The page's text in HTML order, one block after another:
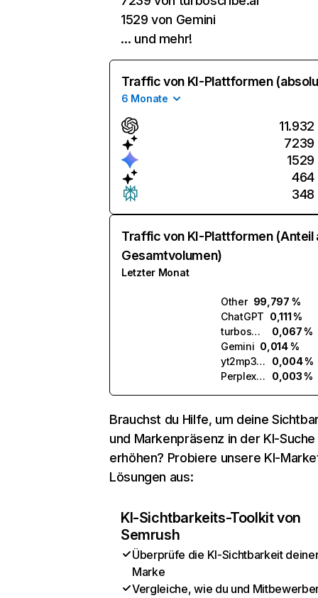
1529 von Gemini
… und mehr!
Traffic von KI-Plattformen
6 Monate
11.932
7239
1529
464
348
Traffic von KI-Plattformen (Anteil
Gesamtvolumen)
Letzter Monat
Other 99,797 %
ChatGPT 0,111 %
turboscribe.ai
0,067 %
Gemini 0,014 %
yt2mp3.ai
0,004 %
Perplexity
0,003 %
Brauchst du Hilfe, um deine
und Markenpräsenz in der KI-Suche
erhöhen? Probiere unsere KI-
Lösungen aus:
KI-Sichtbarkeits-Toolkit von
Semrush
Überprüfe die KI-Sichtbarkeit
Marke
Vergleiche, wie du und